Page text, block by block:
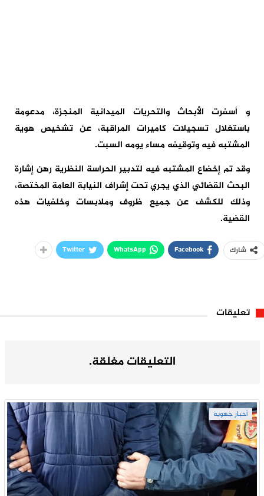
و أسفرت الأبحاث والتحريات الميدانية المنجزة، مدعومة
باستغلال تسجيلات كاميرات المراقبة، عن تشخيص هوية
المشتبه فيه وتوقيفه مساء يومه السبت.
وقد تم إخضاع المشتبه فيه لتدبير الحراسة النظرية رهن إشارة
البحث القضائي الذي يجري تحت إشراف النيابة العامة المختصة،
وذلك للكشف عن جميع ظروف وملابسات وخلفيات هذه
القضية.
شارك Facebook
WhatsApp
Twitter
تعليقات
التعليقات مغلقة.
أخبار جهوية